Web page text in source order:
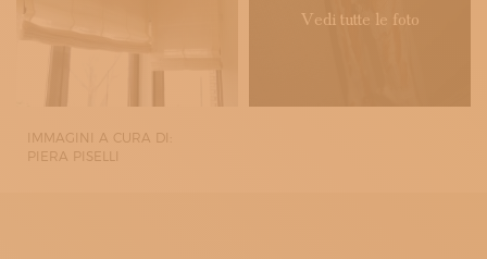
Vedi tutte le foto
IMMAGINI A CURA DI:
PIERA PISELLI